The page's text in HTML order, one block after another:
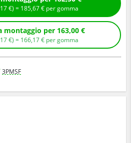
17€ ) = 185,67€ per gomma
Compra senza montaggio per 163,00 €
17€ ) = 166,17€ per gomma
3PMSF